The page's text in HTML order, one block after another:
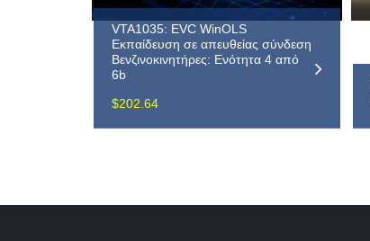
VTA1035: EVC WinOLS
Εκπαίδευση σε απευθείας σύνδεση
Βενζινοκινητήρες: Ενότητα 4 από
6b
$202.64